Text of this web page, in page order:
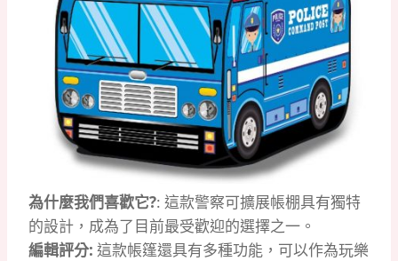
為什麼我們喜歡它?: 這款警察可擴展帳棚具有獨特
的設計，成為了目前最受歡迎的選擇之一。
編輯評分: 這款帳篷還具有多種功能，可以作為玩樂